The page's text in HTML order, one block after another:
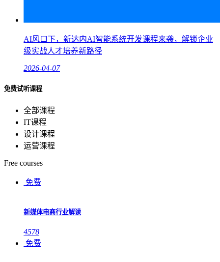
AI风口下，新达内AI智能系统开发课程来袭，解锁企业
级实战人才培养新路径
2026-04-07
免费试听课程
全部课程
IT课程
设计课程
运营课程
Free courses
免费
新媒体电商行业解读
4578
免费